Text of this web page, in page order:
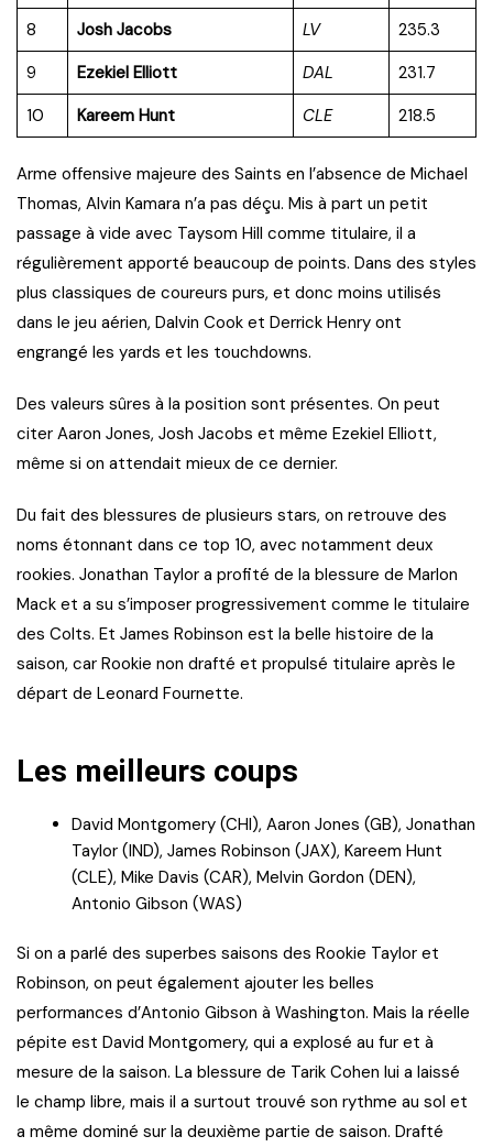
8
Josh Jacobs LV
235.3
9
Ezekiel Elliott DAL
231.7
10
Kareem Hunt CLE 218.5
Arme offensive majeure des Saints en l’absence de Michael
Thomas, Alvin Kamara n’a pas déçu. Mis à part un petit
passage à vide avec Taysom Hill comme titulaire, il a
régulièrement apporté beaucoup de points. Dans des styles
plus classiques de coureurs purs, et donc moins utilisés
dans le jeu aérien, Dalvin Cook et Derrick Henry ont
engrangé les yards et les touchdowns.
Des valeurs sûres à la position sont présentes. On peut
citer Aaron Jones, Josh Jacobs et même Ezekiel Elliott,
même si on attendait mieux de ce dernier.
Du fait des blessures de plusieurs stars, on retrouve des
noms étonnant dans ce top 10, avec notamment deux
rookies. Jonathan Taylor a profité de la blessure de Marlon
Mack et a su s’imposer progressivement comme le titulaire
des Colts. Et James Robinson est la belle histoire de la
saison, car Rookie non drafté et propulsé titulaire après le
départ de Leonard Fournette.
Les meilleurs coups
David Montgomery (CHI), Aaron Jones (GB), Jonathan
Taylor (IND), James Robinson (JAX), Kareem Hunt
(CLE), Mike Davis (CAR), Melvin Gordon (DEN),
Antonio Gibson (WAS)
Si on a parlé des superbes saisons des Rookie Taylor et
Robinson, on peut également ajouter les belles
performances d’Antonio Gibson à Washington. Mais la réelle
pépite est David Montgomery, qui a explosé au fur et à
mesure de la saison. La blessure de Tarik Cohen lui a laissé
le champ libre, mais il a surtout trouvé son rythme au sol et
a même dominé sur la deuxième partie de saison. Drafté